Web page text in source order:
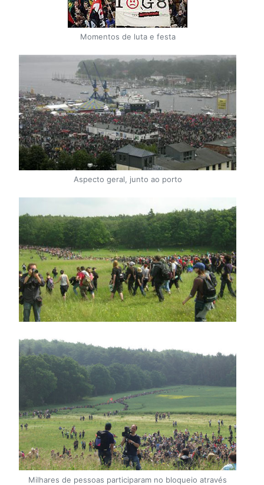
Momentos de luta e festa
Aspecto geral, junto ao porto
Milhares de pessoas participaram no bloqueio através